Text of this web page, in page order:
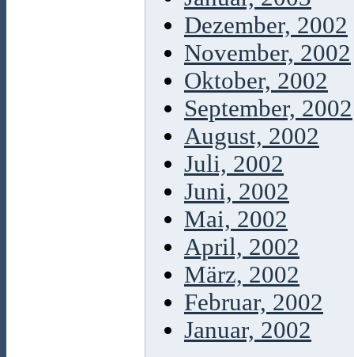
Dezember, 2002
November, 2002
Oktober, 2002
September, 2002
August, 2002
Juli, 2002
Juni, 2002
Mai, 2002
April, 2002
März, 2002
Februar, 2002
Januar, 2002